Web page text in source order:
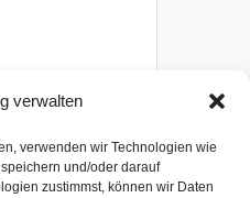
verwalten
verwenden wir Technologien wie
und/oder darauf
zustimmst, können wir Daten